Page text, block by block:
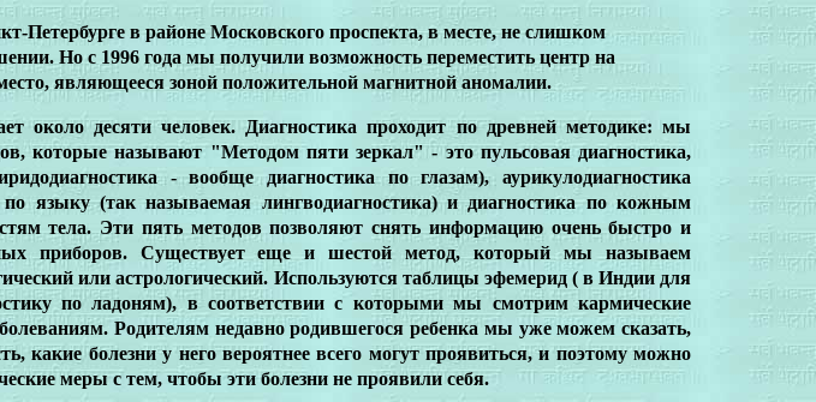
Петербурге в районе Московского проспекта, в месте, не слишком
Но с 1996 года мы получили возможность переместить центр на
являющееся зоной положительной магнитной аномалии.
около десяти человек. Диагностика проходит по древней методике: мы
которые называют "Методом пяти зеркал" - это пульсовая диагностика,
- вообще диагностика по глазам), аурикулодиагностика
языку (так называемая лингводиагностика) и диагностика по кожным
тела. Эти пять методов позволяют снять информацию очень быстро и
приборов. Существует еще и шестой метод, который мы называем
или астрологический. Используются таблицы эфемерид ( в Индии для
по ладоням), в соответствии с которыми мы смотрим кармические
Родителям недавно родившегося ребенка мы уже можем сказать,
какие болезни у него вероятнее всего могут проявиться, и поэтому можно
меры с тем, чтобы эти болезни не проявили себя.